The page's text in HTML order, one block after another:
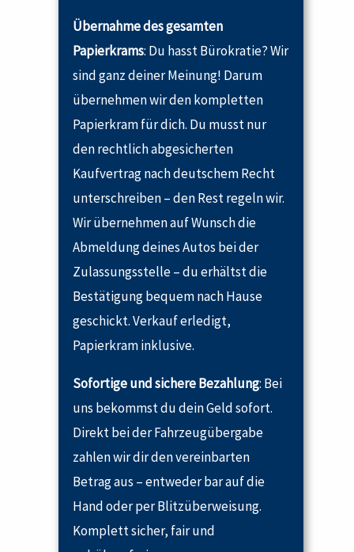
Übernahme des gesamten
Papierkrams: Du hasst Bürokratie? Wir
sind ganz deiner Meinung! Darum
übernehmen wir den kompletten
Papierkram für dich. Du musst nur
den rechtlich abgesicherten
Kaufvertrag nach deutschem Recht
unterschreiben – den Rest regeln wir.
Wir übernehmen auf Wunsch die
Abmeldung deines Autos bei der
Zulassungsstelle – du erhältst die
Bestätigung bequem nach Hause
geschickt. Verkauf erledigt,
Papierkram inklusive.
Sofortige und sichere Bezahlung: Bei
uns bekommst du dein Geld sofort.
Direkt bei der Fahrzeugübergabe
zahlen wir dir den vereinbarten
Betrag aus – entweder bar auf die
Hand oder per Blitzüberweisung.
Komplett sicher, fair und